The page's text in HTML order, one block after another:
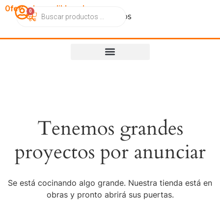
OfertasImperdibles.cl
CatálogoContactoNosotros
0
Tenemos grandes
proyectos por anunciar
Se está cocinando algo grande. Nuestra tienda está en
obras y pronto abrirá sus puertas.